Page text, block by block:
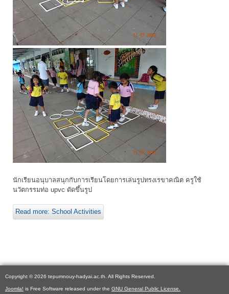
นักเรียนอนุบาลสนุกกับการเรียนโดยการเล่นรูปทรงเรขาคณิต ครูใช้
นวัตกรรมท่อ upvc ดัดขึ้นรูป
Read more: School Activities
Copyright © 2026 tepumnouy-hadyai.ac.th. All Rights Reserved.
Joomla! is Free Software released under the GNU General Public License.